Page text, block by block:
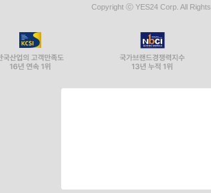
Copyright ⓒ YES24 Corp. All